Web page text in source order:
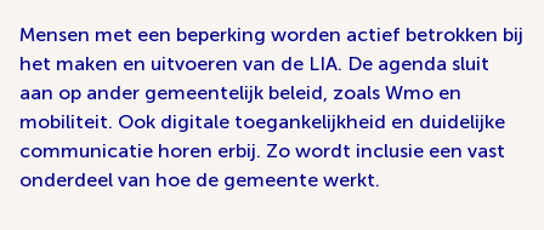
Mensen met een beperking worden actief betrokken bij
het maken en uitvoeren van de LIA. De agenda sluit
aan op ander gemeentelijk beleid, zoals Wmo en
mobiliteit. Ook digitale toegankelijkheid en duidelijke
communicatie horen erbij. Zo wordt inclusie een vast
onderdeel van hoe de gemeente werkt.